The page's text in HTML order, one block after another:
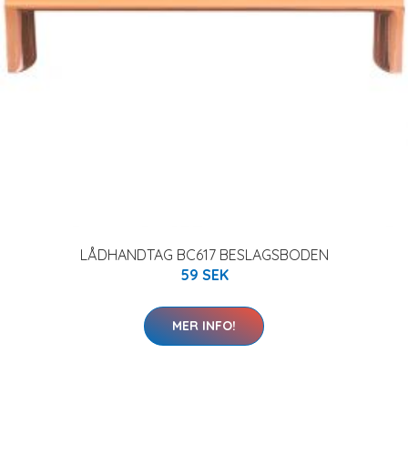
LÅDHANDTAG BC617 BESLAGSBODEN
59 SEK
MER INFO!